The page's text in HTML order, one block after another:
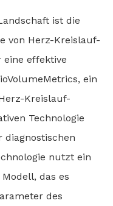
ist die
von Herz-Kreislauf-
effektive
ein
Kreislauf-
Technologie
diagnostischen
nutzt ein
das es
des